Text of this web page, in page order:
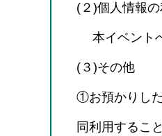
(２)個人情報
本イベント
(３)その他
①お預かりし
同利用するこ